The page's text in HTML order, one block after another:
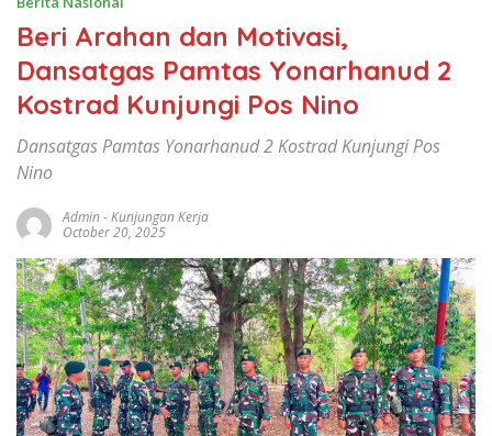
Beri Arahan dan Motivasi,
Dansatgas Pamtas Yonarhanud 2
Kostrad Kunjungi Pos Nino
Dansatgas Pamtas Yonarhanud 2 Kostrad Kunjungi Pos
Nino
Admin-Kunjungan Kerja
October 20, 2025